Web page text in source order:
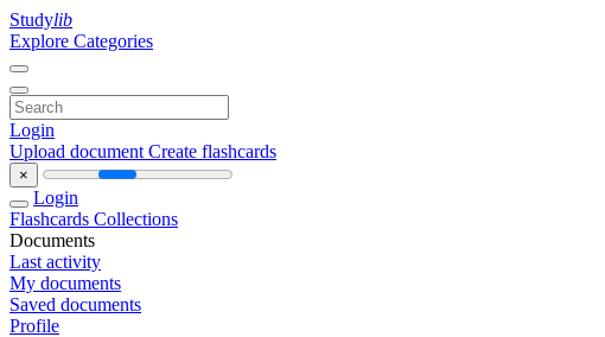
Studylib
Explore Categories
Login
Upload document Create flashcards
×
Login
Flashcards Collections
Documents
Last activity
My documents
Saved documents
Profile